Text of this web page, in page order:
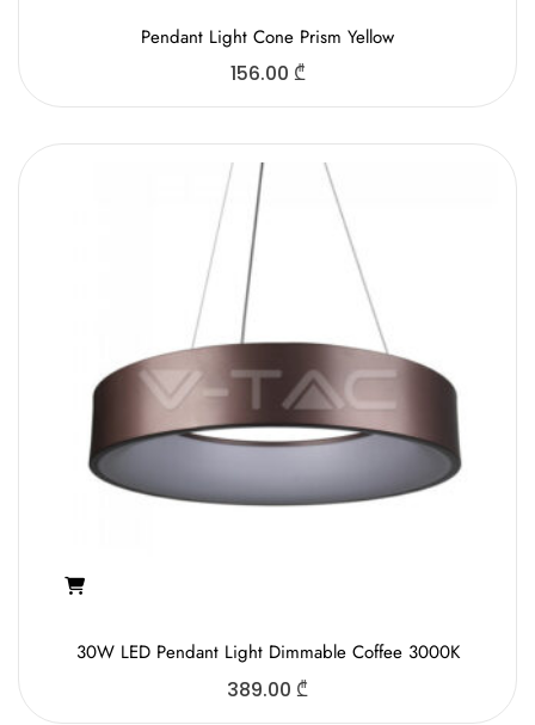
Pendant Light Cone Prism Yellow
156.00 ₾
30W LED Pendant Light Dimmable Coffee 3000K
389.00 ₾